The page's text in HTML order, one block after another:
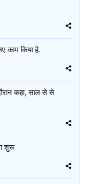
काम किया है.
कहा, साल से से
शुरू